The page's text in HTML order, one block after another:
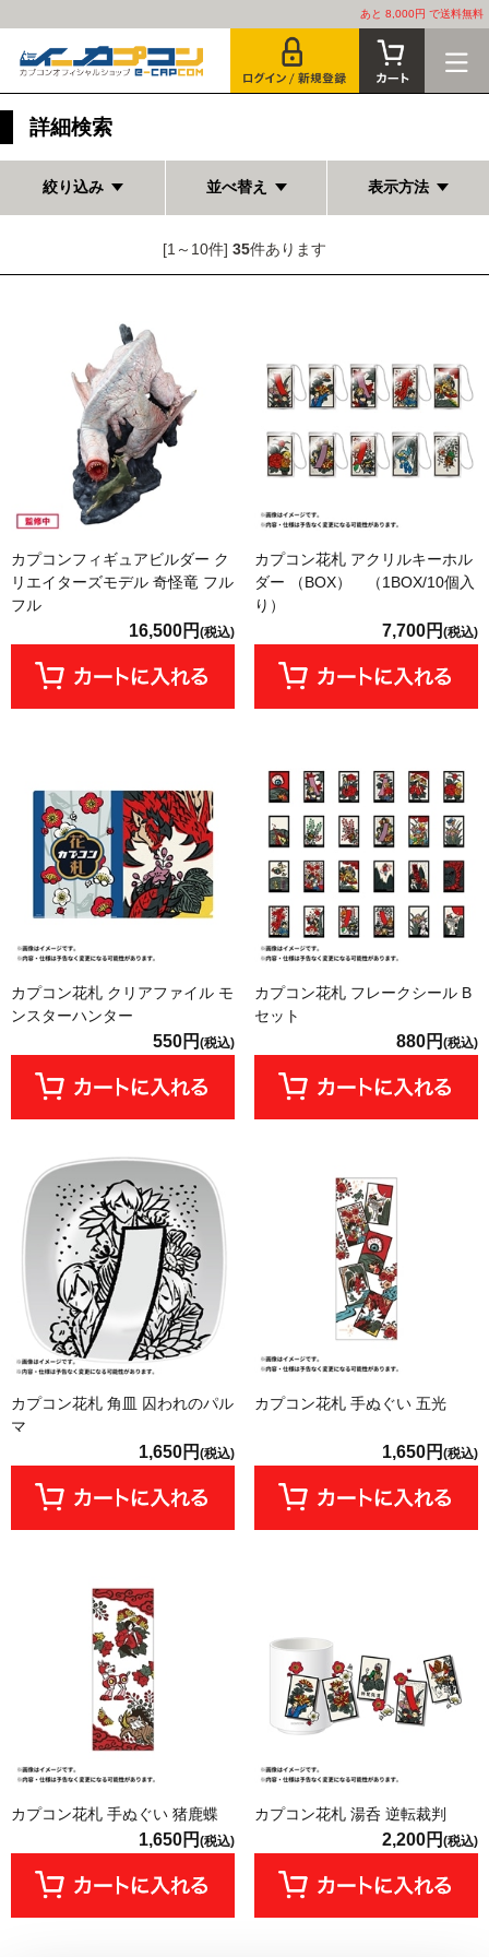
あと 8,000円 で送料無料
詳細検索
絞り込み 並べ替え 表示方法
[1～10件] 35件あります
カプコンフィギュアビルダー ク
リエイターズモデル 奇怪竜 フル
フル
16,500円 (税込)
カプコン花札 アクリルキーホル
ダー （BOX） （1BOX/10個入
り）
7,700円 (税込)
カプコン花札 クリアファイル モ
ンスターハンター
550円 (税込)
カプコン花札 フレークシール B
セット
880円 (税込)
カプコン花札 角皿 囚われのパル
マ
1,650円 (税込)
カプコン花札 手ぬぐい 五光
1,650円 (税込)
カプコン花札 手ぬぐい 猪鹿蝶
1,650円 (税込)
カプコン花札 湯呑 逆転裁判
2,200円 (税込)